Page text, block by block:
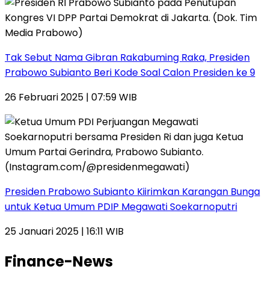
Tak Sebut Nama Gibran Rakabuming Raka, Presiden
Prabowo Subianto Beri Kode Soal Calon Presiden ke 9
26 Februari 2025 | 07:59 WIB
Presiden Prabowo Subianto Kiirimkan Karangan Bunga
untuk Ketua Umum PDIP Megawati Soekarnoputri
25 Januari 2025 | 16:11 WIB
Finance-News